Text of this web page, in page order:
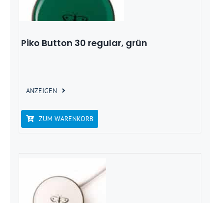
Piko Button 30 regular, grün
ANZEIGEN
ZUM WARENKORB